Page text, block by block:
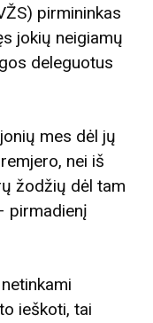
pirmininkas
jokių neigiamų
deleguotus
mes dėl jų
nei iš
žodžių dėl tam
pirmadienį
ieškoti, tai